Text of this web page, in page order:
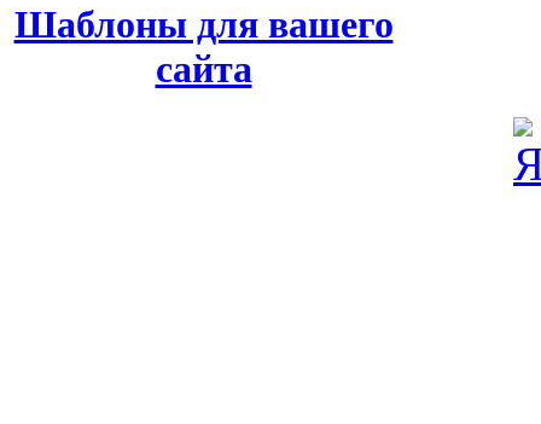
Шаблоны для вашего
сайта